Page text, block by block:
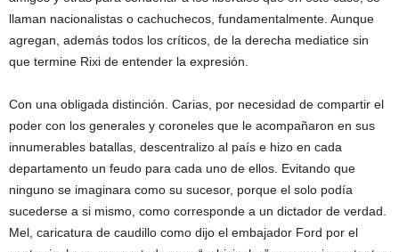
llaman nacionalistas o cachuchecos, fundamentalmente. Aunque
agregan, además todos los críticos, de la derecha mediatice sin
que termine Rixi de entender la expresión.
Con una obligada distinción. Carias, por necesidad de compartir el
poder con los generales y coroneles que le acompañaron en sus
innumerables batallas, descentralizo al país e hizo en cada
departamento un feudo para cada uno de ellos. Evitando que
ninguno se imaginara como su sucesor, porque el solo podía
sucederse a si mismo, como corresponde a un dictador de verdad.
Mel, caricatura de caudillo como dijo el embajador Ford por el